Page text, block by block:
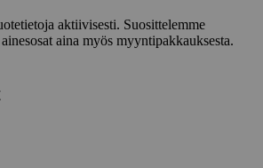
aktiivisesti. Suosittelemme
aina myös myyntipakkauksesta.